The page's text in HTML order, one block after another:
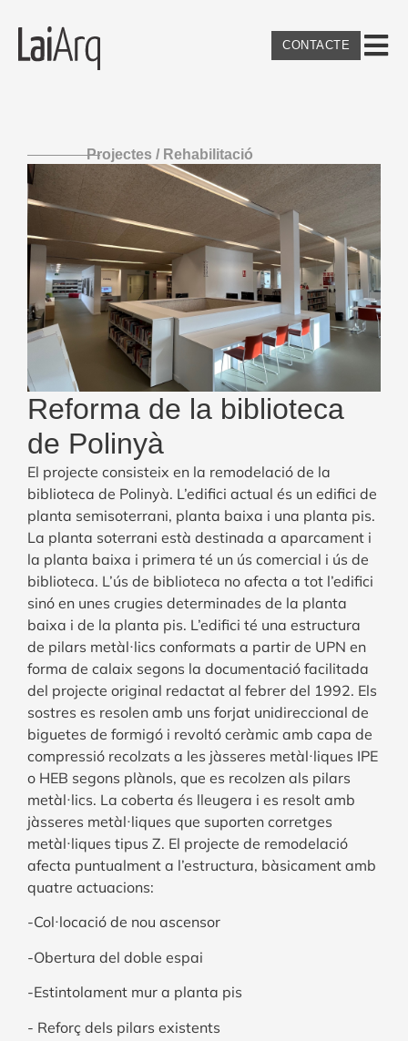
CONTACTE
Projectes / Rehabilitació
Reforma de la biblioteca
de Polinyà
El projecte consisteix en la remodelació de la
biblioteca de Polinyà. L’edifici actual és un edifici de
planta semisoterrani, planta baixa i una planta pis.
La planta soterrani està destinada a aparcament i
la planta baixa i primera té un ús comercial i ús de
biblioteca. L’ús de biblioteca no afecta a tot l’edifici
sinó en unes crugies determinades de la planta
baixa i de la planta pis. L’edifici té una estructura
de pilars metàl·lics conformats a partir de UPN en
forma de calaix segons la documentació facilitada
del projecte original redactat al febrer del 1992. Els
sostres es resolen amb uns forjat unidireccional de
biguetes de formigó i revoltó ceràmic amb capa de
compressió recolzats a les jàsseres metàl·liques IPE
o HEB segons plànols, que es recolzen als pilars
metàl·lics. La coberta és lleugera i es resolt amb
jàsseres metàl·liques que suporten corretges
metàl·liques tipus Z. El projecte de remodelació
afecta puntualment a l’estructura, bàsicament amb
quatre actuacions:
-Col·locació de nou ascensor
-Obertura del doble espai
-Estintolament mur a planta pis
- Reforç dels pilars existents